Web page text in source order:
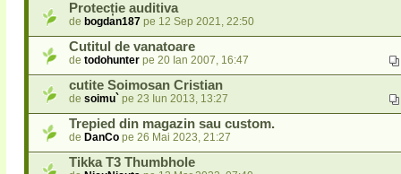
Protecție auditiva
de bogdan187 pe 12 Sep 2021, 22:50
Cutitul de vanatoare
de todohunter pe 20 Ian 2007, 16:47
cutite Soimosan Cristian
de soimu` pe 23 Iun 2013, 13:27
Trepied din magazin sau custom.
de DanCo pe 26 Mai 2023, 21:27
Tikka T3 Thumbhole